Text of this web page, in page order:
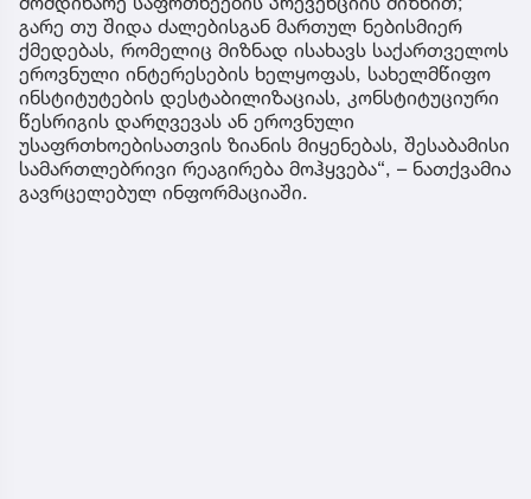
გარე თუ შიდა ძალებისგან მართულ ნებისმიერ
ქმედებას, რომელიც მიზნად ისახავს საქართველოს
ეროვნული ინტერესების ხელყოფას, სახელმწიფო
ინსტიტუტების დესტაბილიზაციას, კონსტიტუციური
წესრიგის დარღვევას ან ეროვნული
უსაფრთხოებისათვის ზიანის მიყენებას, შესაბამისი
სამართლებრივი რეაგირება მოჰყვება“, – ნათქვამია
გავრცელებულ ინფორმაციაში.